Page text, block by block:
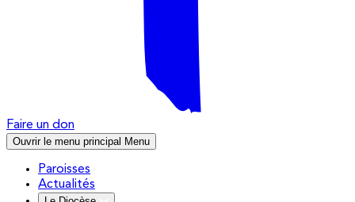
Faire un don
Ouvrir le menu principal Menu
Paroisses
Actualités